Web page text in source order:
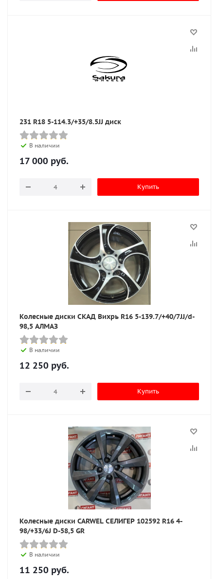
231 R18 5-114.3/+35/8.5JJ диск
В наличии
17 000 руб.
Купить
Колесные диски СКАД Вихрь R16 5-139.7/+40/7JJ/d-
98,5 АЛМАЗ
В наличии
12 250 руб.
Купить
Колесные диски CARWEL СЕЛИГЕР 102592 R16 4-
98/+33/6J D-58,5 GR
В наличии
11 250 руб.